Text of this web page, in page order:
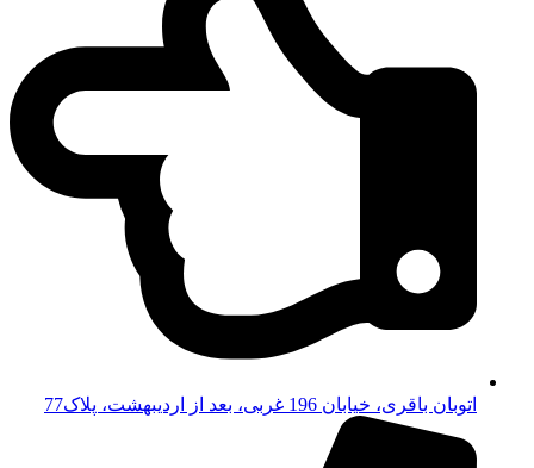
اتوبان باقری، خیابان 196 غربی، بعد از اردیبهشت، پلاک77